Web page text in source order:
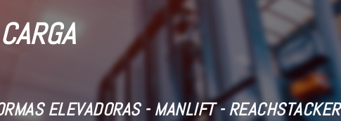
ELEVADORAS -MANLIFT - REACHSTACKER